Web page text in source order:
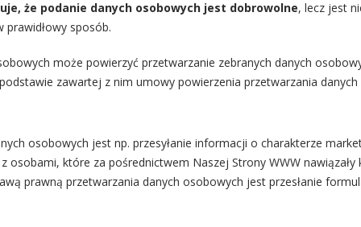
informacje
że podanie danych osobowych jest dobrowolne, lecz jest
prawidłowy sposób.
może powierzyć przetwarzanie zebranych danych
zawartej z nim umowy powierzenia przetwarzania danych
osobowych jest np. przesyłanie informacji o charakterze
osobami, które za pośrednictwem Naszej Strony WWW nawiązały
prawną przetwarzania danych osobowych jest przesłanie